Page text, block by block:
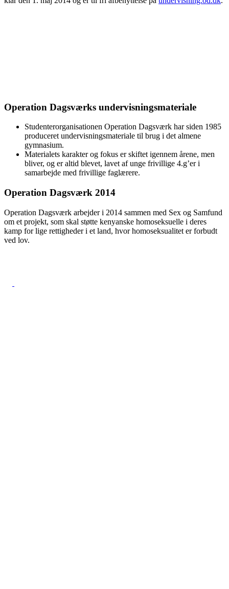
Operation Dagsværks undervisningsmateriale
Studenterorganisationen Operation Dagsværk har siden 1985
produceret undervisningsmateriale til brug i det almene
gymnasium.
Materialets karakter og fokus er skiftet igennem årene, men
bliver, og er altid blevet, lavet af unge frivillige 4.g’er i
samarbejde med frivillige faglærere.
Operation Dagsværk 2014
Operation Dagsværk arbejder i 2014 sammen med Sex og Samfund
om et projekt, som skal støtte kenyanske homoseksuelle i deres
kamp for lige rettigheder i et land, hvor homoseksualitet er forbudt
ved lov.